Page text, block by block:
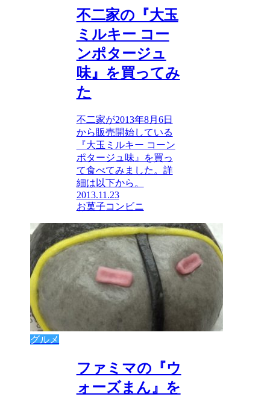
不二家の『大玉
ミルキー コー
ンポタージュ
味』を買ってみ
た
不二家が2013年8月6日
から販売開始している
『大玉ミルキー コーン
ポタージュ味』を買っ
て食べてみました。詳
細は以下から。
2013.11.23
お菓子コンビニ
グルメ
ファミマの『ウ
ォーズまん』を